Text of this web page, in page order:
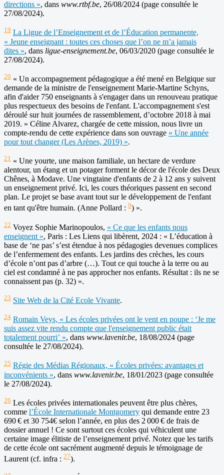
directions », dans www.rtbf.be, 26/08/2024 (page consultée le
27/08/2024).
19 La Ligue de l’Enseignement et de l’Éducation permanente,
« Jeune enseignant : toutes ces choses que l’on ne m’a jamais
dites », dans ligue-enseignement.be, 06/03/2020 (page consultée le
27/08/2024).
20 « Un accompagnement pédagogique a été mené en Belgique sur
demande de la ministre de l'enseignement Marie-Martine Schyns,
afin d'aider 750 enseignants à s'engager dans un renouveau pratique
plus respectueux des besoins de l'enfant. L'accompagnement s'est
déroulé sur huit journées de rassemblement, d’octobre 2018 à mai
2019. » Céline Alvarez, chargée de cette mission, nous livre un
compte-rendu de cette expérience dans son ouvrage « Une année
pour tout changer (Les Arènes, 2019) ».
21 « Une yourte, une maison familiale, un hectare de verdure
alentour, un étang et un potager forment le décor de l'école des Deux
Chênes, à Modave. Une vingtaine d'enfants de 2 à 12 ans y suivent
un enseignement privé. Ici, les cours théoriques passent en second
plan. Le projet se base avant tout sur le développement de l'enfant
en tant qu'être humain. (Anne Pollard : 9) ».
22 Voyez Sophie Marinopoulos, « Ce que les enfants nous
enseignent », Paris : Les Liens qui libèrent, 2024 : « L’éducation à
base de ‘ne pas’ s’est étendue à nos pédagogies devenues complices
de l’enfermement des enfants. Les jardins des crèches, les cours
d’école n’ont pas d’arbre (…). Tout ce qui touche à la terre ou au
ciel est condamné à ne pas approcher nos enfants. Résultat : ils ne se
connaissent pas (p. 32) ».
23 Site Web de la Cité Ecole Vivante.
24 Romain Veys, « Les écoles privées ont le vent en poupe : ‘Je me
suis assez vite rendu compte que l'enseignement public était
totalement pourri’ », dans www.lavenir.be, 18/08/2024 (page
consultée le 27/08/2024).
25 Régie des Médias Régionaux, « Écoles privées: avantages et
inconvénients », dans www.lavenir.be, 18/01/2023 (page consultée
le 27/08/2024).
26 Les écoles privées internationales peuvent être plus chères,
comme l’École Internationale Montgomery qui demande entre 23
690 € et 30 754€ selon l’année, en plus des 2 000 € de frais de
dossier annuel ! Ce sont surtout ces écoles qui véhiculent une
certaine image élitiste de l’enseignement privé. Notez que les tarifs
de cette école ont sacrément augmenté depuis le témoignage de
Laurent (cf. infra : 27).